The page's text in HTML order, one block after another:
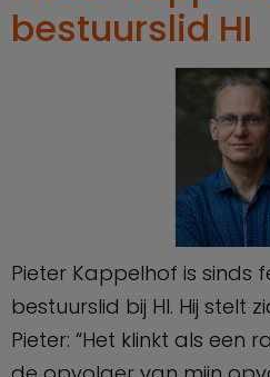
bestuurslid HI
Pieter Kappelhof is sinds
bestuurslid bij HI. Hij stelt
Pieter: “Het klinkt als een